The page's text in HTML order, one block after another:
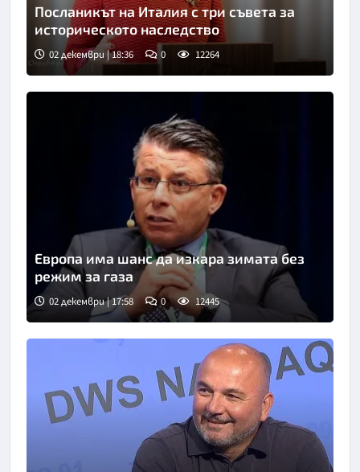
Посланикът на Италия с три съвета за
историческото наследство
02 декември | 18:36 0 12264
Европа има шанс да изкара зимата без
режим за газа
02 декември | 17:58 0 12445